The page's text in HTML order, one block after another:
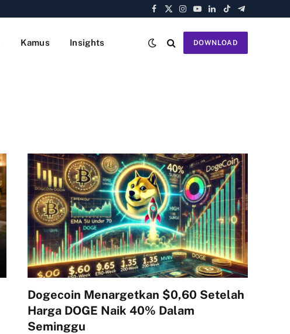
Facebook
X
Instagram
YouTube
LinkedIn
TikTokTelegram
Kamus Insights DOWNLOAD
Dogecoin Menargetkan $0,60 Setelah
Harga DOGE Naik 40% Dalam
Seminggu